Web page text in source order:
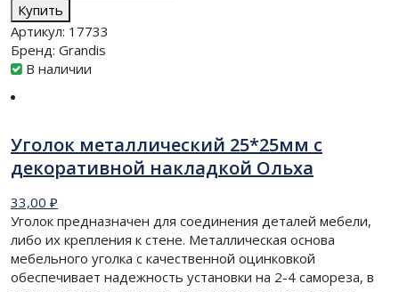
Купить
Артикул: 17733
Бренд: Grandis
В наличии
Уголок металлический 25*25мм с
декоративной накладкой Ольха
33,00 ₽
Уголок предназначен для соединения деталей мебели,
либо их крепления к стене. Металлическая основа
мебельного уголка с качественной оцинковкой
обеспечивает надежность установки на 2-4 самореза, в